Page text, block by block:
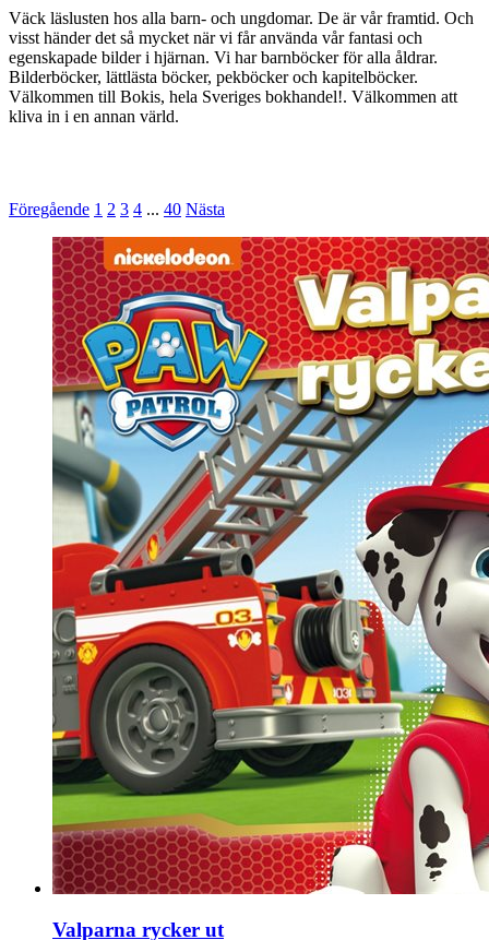
Väck läslusten hos alla barn- och ungdomar. De är vår framtid. Och
visst händer det så mycket när vi får använda vår fantasi och
egenskapade bilder i hjärnan. Vi har barnböcker för alla åldrar.
Bilderböcker, lättlästa böcker, pekböcker och kapitelböcker.
Välkommen till Bokis, hela Sveriges bokhandel!. Välkommen att
kliva in i en annan värld.
Föregående 1 2 3 4 ... 40 Nästa
Valparna rycker ut